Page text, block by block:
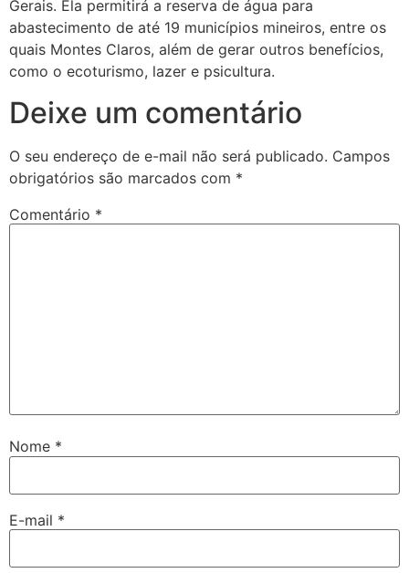
Gerais. Ela permitirá a reserva de água para
abastecimento de até 19 municípios mineiros, entre os
quais Montes Claros, além de gerar outros benefícios,
como o ecoturismo, lazer e psicultura.
Deixe um comentário
O seu endereço de e-mail não será publicado. Campos
obrigatórios são marcados com *
Comentário *
Nome *
E-mail *